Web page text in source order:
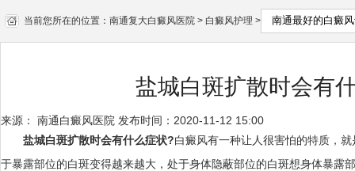
当前您所在的位置： 南通复大白癜风医院 > 白癜风护理 >
盐城白斑扩散时会有
来源： 南通白癜风医院 发布时间：2020-11-12 15:00
盐城白斑扩散时会有什么症状?白癜风有一种让人很害怕的特质，
于暴露部位的白斑变得越来越大，处于身体隐蔽部位的白斑想身体暴露